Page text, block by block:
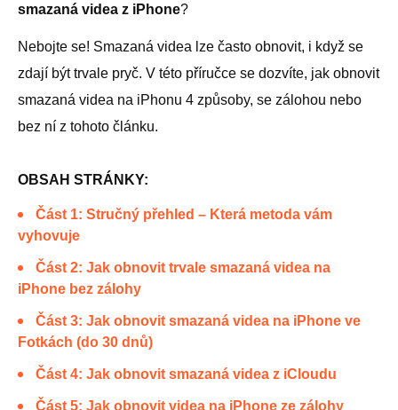
smazaná videa z iPhone?
Nebojte se! Smazaná videa lze často obnovit, i když se
zdají být trvale pryč. V této příručce se dozvíte, jak obnovit
smazaná videa na iPhonu 4 způsoby, se zálohou nebo
bez ní z tohoto článku.
OBSAH STRÁNKY:
Část 1: Stručný přehled – Která metoda vám
vyhovuje
Část 2: Jak obnovit trvale smazaná videa na
iPhone bez zálohy
Část 3: Jak obnovit smazaná videa na iPhone ve
Fotkách (do 30 dnů)
Část 4: Jak obnovit smazaná videa z iCloudu
Část 5: Jak obnovit videa na iPhone ze zálohy